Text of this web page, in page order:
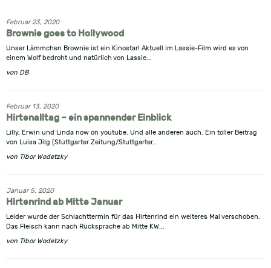
Februar 23, 2020
Brownie goes to Hollywood
Unser Lämmchen Brownie ist ein Kinostar! Aktuell im Lassie-Film wird es von
einem Wolf bedroht und natürlich von Lassie...
von DB
Februar 13, 2020
Hirtenalltag – ein spannender Einblick
Lilly, Erwin und Linda now on youtube. Und alle anderen auch. Ein toller Beitrag
von Luisa Jilg (Stuttgarter Zeitung/Stuttgarter...
von Tibor Wodetzky
Januar 5, 2020
Hirtenrind ab Mitte Januar
Leider wurde der Schlachttermin für das Hirtenrind ein weiteres Mal verschoben.
Das Fleisch kann nach Rücksprache ab Mitte KW...
von Tibor Wodetzky